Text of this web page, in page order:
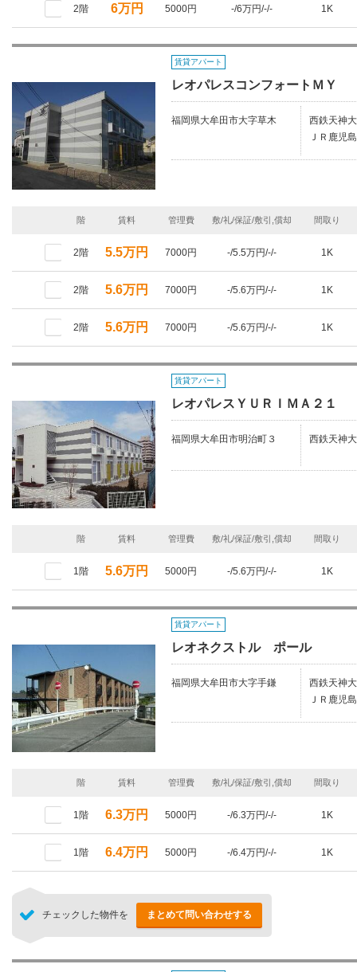
2階 6万円 5000円 -/6万円/-/- 1K
賃貸アパート
レオパレスコンフォートＭＹ
福岡県大牟田市大字草木
西鉄天神
ＪＲ鹿児
階 賃料 管理費 敷/礼/保証/敷引,償却 間取り
2階 5.5万円 7000円 -/5.5万円/-/- 1K
2階 5.6万円 7000円 -/5.6万円/-/- 1K
2階 5.6万円 7000円 -/5.6万円/-/- 1K
賃貸アパート
レオパレスＹＵＲＩＭＡ２１
福岡県大牟田市明治町３ 西鉄天神
階 賃料 管理費 敷/礼/保証/敷引,償却 間取り
1階 5.6万円 5000円 -/5.6万円/-/- 1K
賃貸アパート
レオネクストル ポール
福岡県大牟田市大字手鎌
西鉄天神
ＪＲ鹿児
階 賃料 管理費 敷/礼/保証/敷引,償却 間取り
1階 6.3万円 5000円 -/6.3万円/-/- 1K
1階 6.4万円 5000円 -/6.4万円/-/- 1K
チェックした物件を まとめて問い合わせする